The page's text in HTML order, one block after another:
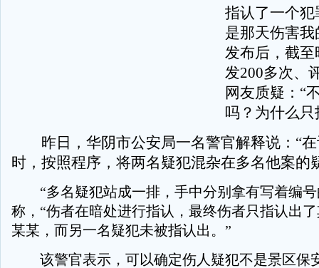
指认了一个
是那天伤害
发布后，截
发200多次、
网友质疑：“
吗？为什么
昨日，华阴市公安局一名警官解释说：“在
时，按照程序，将两名疑犯混杂在多名他案的
“多名疑犯站成一排，手中分别拿有写着编号
称，“伤者在暗处进行指认，最终伤者只指认出
某某，而另一名疑犯未被指认出。”
该警官表示，可以确定伤人疑犯不是景区保